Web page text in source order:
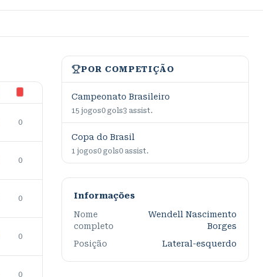
0
0
0
0
0
POR COMPETIÇÃO
Campeonato Brasileiro
15 jogos0 gols3 assist.
Copa do Brasil
1 jogos0 gols0 assist.
Informações
Nome
completo
Wendell Nascimento
Borges
Posição
Lateral-esquerdo